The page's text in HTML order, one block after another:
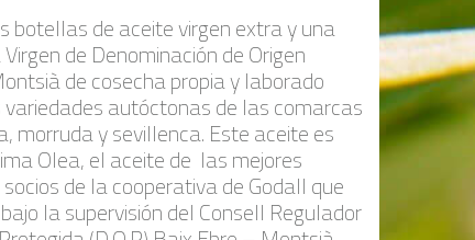
botellas de aceite virgen extra y una
de Denominación de Origen
de cosecha propia y laborado
autóctonas de las comarcas
morruda y sevillenca. Este aceite es
Olea, el aceite de las mejores
de la cooperativa de Godall que
la supervisión del Consell Regulador